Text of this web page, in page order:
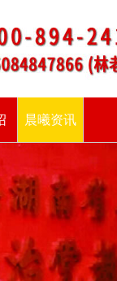
晨曦资讯